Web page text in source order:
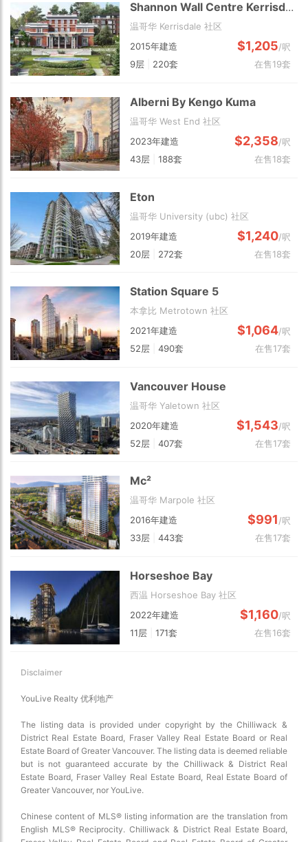
Shannon Wall Centre Kerrisdale
温哥华 Kerrisdale 社区
2015年建造
$1,205/呎
9层
220套 在售19套
Alberni By Kengo Kuma
温哥华 West End 社区
2023年建造
$2,358/呎
43层
188套 在售18套
Eton
温哥华 University (ubc) 社区
2019年建造
$1,240/呎
20层
272套 在售18套
Station Square 5
本拿比 Metrotown 社区
2021年建造
$1,064/呎
52层
490套 在售17套
Vancouver House
温哥华 Yaletown 社区
2020年建造
$1,543/呎
52层
407套 在售17套
Mc²
温哥华 Marpole 社区
2016年建造
$991/呎
33层
443套 在售17套
Horseshoe Bay
西温 Horseshoe Bay 社区
2022年建造
$1,160/呎
11层
171套 在售16套
Disclaimer
YouLive Realty 优利地产
The listing data is provided under copyright by the Chilliwack &
District Real Estate Board, Fraser Valley Real Estate Board or Real
Estate Board of Greater Vancouver. The listing data is deemed reliable
but is not guaranteed accurate by the Chilliwack & District Real
Estate Board, Fraser Valley Real Estate Board, Real Estate Board of
Greater Vancouver, nor YouLive.
Chinese content of MLS® listing information are the translation from
English MLS® Reciprocity. Chilliwack & District Real Estate Board,